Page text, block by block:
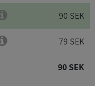
90 SEK
79 SEK
90 SEK